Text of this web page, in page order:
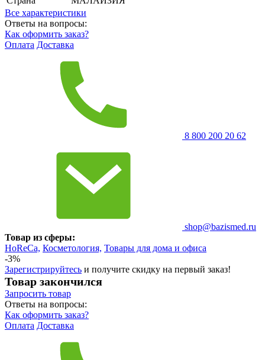
Все характеристики
Ответы на вопросы:
Как оформить заказ?
Оплата Доставка
8 800 200 20 62
shop@bazismed.ru
Товар из сферы:
HoReCa, Косметология, Товары для дома и офиса
-3%
Зарегистрируйтесь и получите скидку на первый заказ!
Товар закончился
Запросить товар
Ответы на вопросы:
Как оформить заказ?
Оплата Доставка